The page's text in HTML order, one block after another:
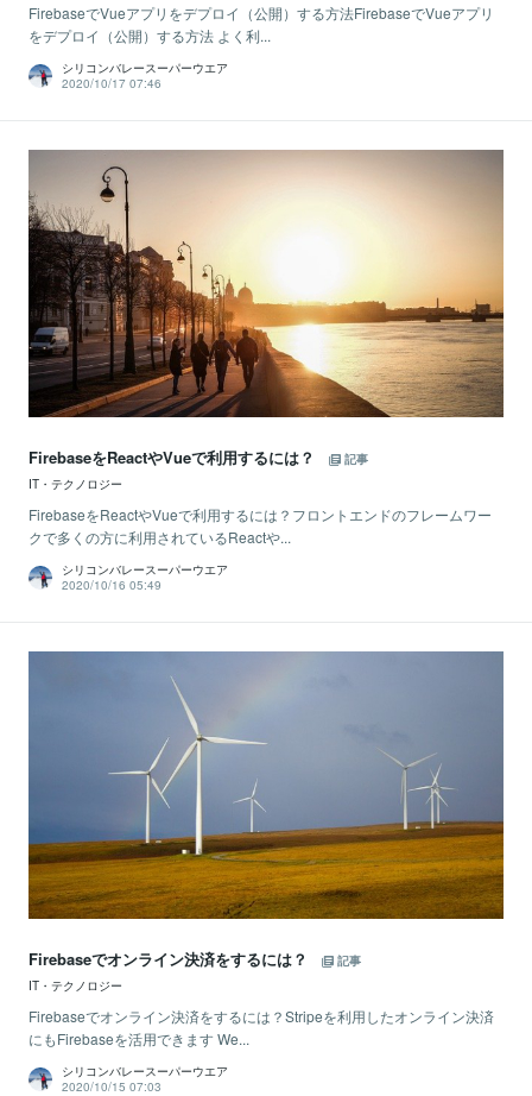
FirebaseでVueアプリをデプロイ（公開）する方法FirebaseでVueアプリ
をデプロイ（公開）する方法 よく利...
シリコンバレースーパーウエア
2020/10/17 07:46
FirebaseをReactやVueで利用するには？
記事
IT・テクノロジー
FirebaseをReactやVueで利用するには？フロントエンドのフレームワー
クで多くの方に利用されているReactや...
シリコンバレースーパーウエア
2020/10/16 05:49
Firebaseでオンライン決済をするには？
記事
IT・テクノロジー
Firebaseでオンライン決済をするには？Stripeを利用したオンライン決済
にもFirebaseを活用できます We...
シリコンバレースーパーウエア
2020/10/15 07:03